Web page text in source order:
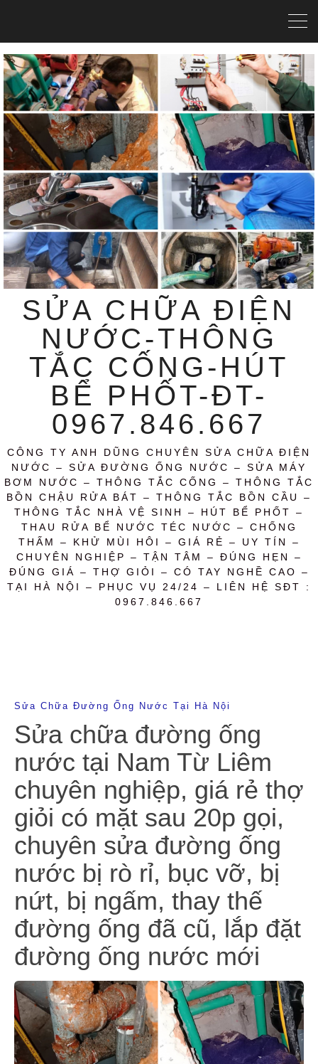
SỬA CHỮA ĐIỆN
NƯỚC-THÔNG
TẮC CỐNG-HÚT
BỂ PHỐT-ĐT-
0967.846.667
CÔNG TY ANH DŨNG CHUYÊN SỬA CHỮA ĐIỆN
NƯỚC – SỬA ĐƯỜNG ỐNG NƯỚC – SỬA MÁY
BƠM NƯỚC – THÔNG TẮC CỐNG – THÔNG TẮC
BỒN CHẬU RỬA BÁT – THÔNG TẮC BỒN CẦU –
THÔNG TẮC NHÀ VỆ SINH – HÚT BỂ PHỐT –
THAU RỬA BỂ NƯỚC TÉC NƯỚC – CHỐNG
THẤM – KHỬ MÙI HÔI – GIÁ RẺ – UY TÍN –
CHUYÊN NGHIỆP – TẬN TÂM – ĐÚNG HẸN –
ĐÚNG GIÁ – THỢ GIỎI – CÓ TAY NGHỀ CAO –
TẠI HÀ NỘI – PHỤC VỤ 24/24 – LIÊN HỆ SĐT :
0967.846.667
Sửa Chữa Đường Ống Nước Tại Hà Nội
Sửa chữa đường ống
nước tại Nam Từ Liêm
chuyên nghiệp, giá rẻ thợ
giỏi có mặt sau 20p gọi,
chuyên sửa đường ống
nước bị rò rỉ, bục vỡ, bị
nứt, bị ngấm, thay thế
đường ống đã cũ, lắp đặt
đường ống nước mới